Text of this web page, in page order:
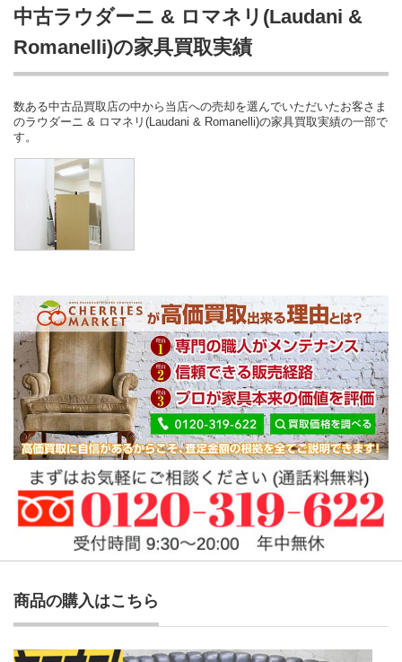
中古ラウダーニ & ロマネリ(Laudani &
Romanelli)の家具買取実績
数ある中古品買取店の中から当店への売却を選んでいただいたお客さま
のラウダーニ & ロマネリ(Laudani & Romanelli)の家具買取実績の一部で
す。
商品の購入はこちら